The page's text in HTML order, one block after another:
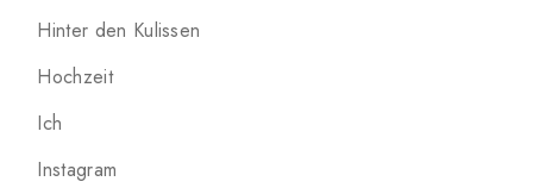
Hinter den Kulissen
Hochzeit
Ich
Instagram